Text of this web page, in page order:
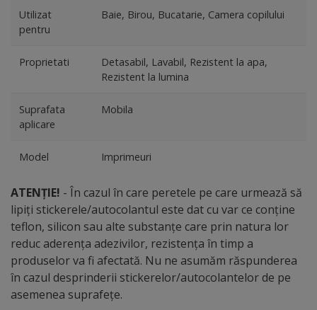
Utilizat
pentru
Baie, Birou, Bucatarie, Camera copilului
Proprietati
Detasabil, Lavabil, Rezistent la apa,
Rezistent la lumina
Suprafata
aplicare
Mobila
Model Imprimeuri
ATENȚIE! - În cazul în care peretele pe care urmează să
lipiți stickerele/autocolantul este dat cu var ce conține
teflon, silicon sau alte substanțe care prin natura lor
reduc aderența adezivilor, rezistența în timp a
produselor va fi afectată. Nu ne asumăm răspunderea
în cazul desprinderii stickerelor/autocolantelor de pe
asemenea suprafețe.